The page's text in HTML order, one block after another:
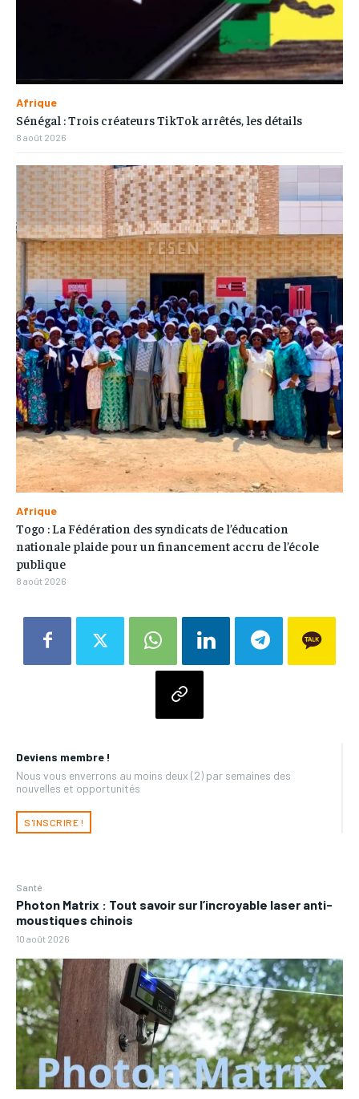
Deviens membre !
Nous vous enverrons au moins deux (2) par semaines des
nouvelles et opportunités
S'INSCRIRE !
Santé
Photon Matrix : Tout savoir sur l’incroyable laser anti-
moustiques chinois
10 août 2026
Afrique
Sénégal : Trois créateurs TikTok arrêtés, les détails
8 août 2026
Afrique
Togo : La Fédération des syndicats de l’éducation
nationale plaide pour un financement accru de l’école
publique
8 août 2026